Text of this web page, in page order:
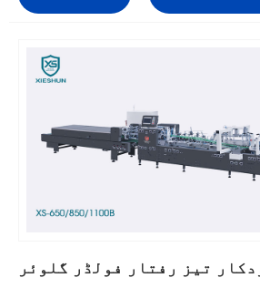
تیز رفتار فولڈر گلوئر